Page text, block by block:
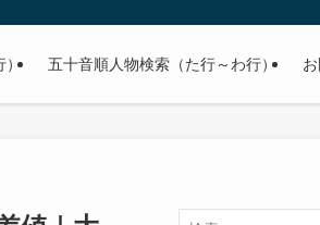
どの有名人の学歴や高校・大学の偏差値まで紹介
） 五十音順人物検索（た行～わ行）